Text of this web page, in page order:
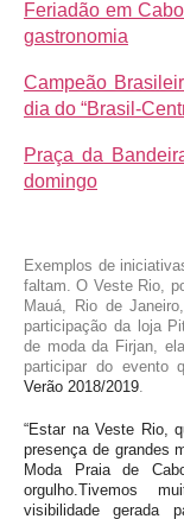
Feriadão em
gastronomia
Campeão
dia do “Brasil-
Praça da
domingo
Exemplos de
faltam. O Veste Rio,
Mauá, Rio de
participação da loja
de moda da Firjan,
participar do evento
Verão 2018/2019
“Estar na Veste Rio,
presença de grandes
Moda Praia de
orgulho.Tivemos
visibilidade gerada